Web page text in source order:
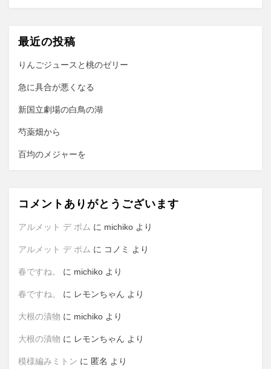
シ
ョ
ン
最近の投稿
りんごジュースと桃のゼリー
急に具合が悪くなる
新国立劇場の白鳥の湖
芍薬畑から
百均のメジャーを
コメントありがとうございます
アルメット デ ポム に michiko より
アルメット デ ポム に コノミ より
春ですね。 に michiko より
春ですね。 に レモンちゃん より
大根の漬物 に michiko より
大根の漬物 に レモンちゃん より
模様編みミトン に 匿名 より